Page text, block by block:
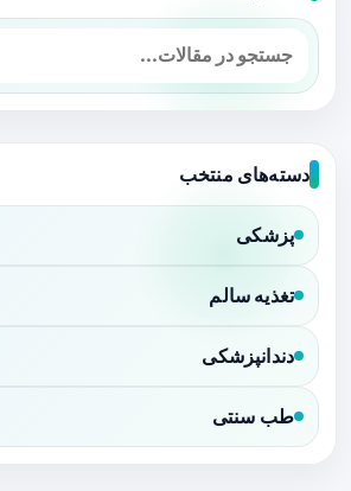
دسته‌های منتخب
پزشکی
تغذیه سالم
دندانپزشکی
طب سنتی